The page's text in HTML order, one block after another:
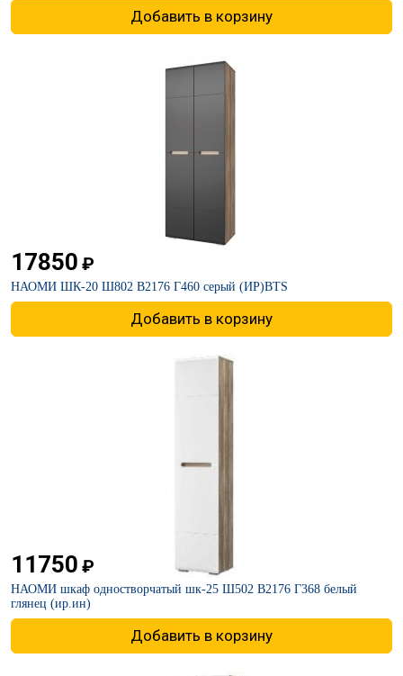
Добавить в корзину
17850 ₽
НАОМИ ШК-20 Ш802 В2176 Г460 серый (ИР)BTS
Добавить в корзину
11750 ₽
НАОМИ шкаф одностворчатый шк-25 Ш502 В2176 Г368 белый
глянец (ир.ин)
Добавить в корзину